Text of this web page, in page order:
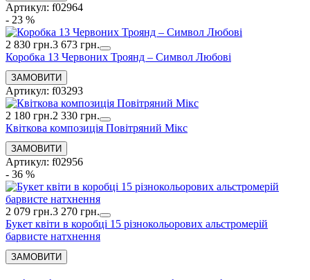
Артикул: f02964
- 23 %
2 830 грн.3 673 грн.
Коробка 13 Червоних Троянд – Символ Любові
Артикул: f03293
2 180 грн.2 330 грн.
Квіткова композиція Повітряний Мікс
Артикул: f02956
- 36 %
2 079 грн.3 270 грн.
Букет квіти в коробці 15 різнокольорових альстромерій
барвисте натхнення